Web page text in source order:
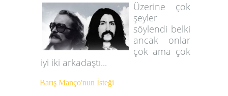
Üzerine çok
şeyler
söylendi belki
ancak onlar
çok ama çok
iyi iki arkadaştı...
Barış Manço'nun İsteği